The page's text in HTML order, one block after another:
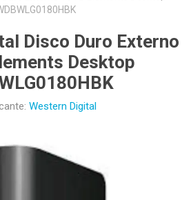
Disco Duro Externo
Desktop
Western Digital